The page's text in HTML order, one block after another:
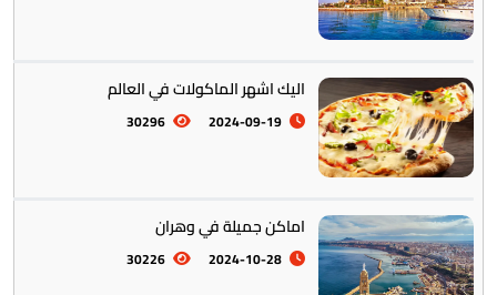
التراث والتقاليد
المأكولات العالمية
اليك اشهر الماكولات في العالم
2024-09-19
30296
اماكن جميلة في وهران
2024-10-28
30226